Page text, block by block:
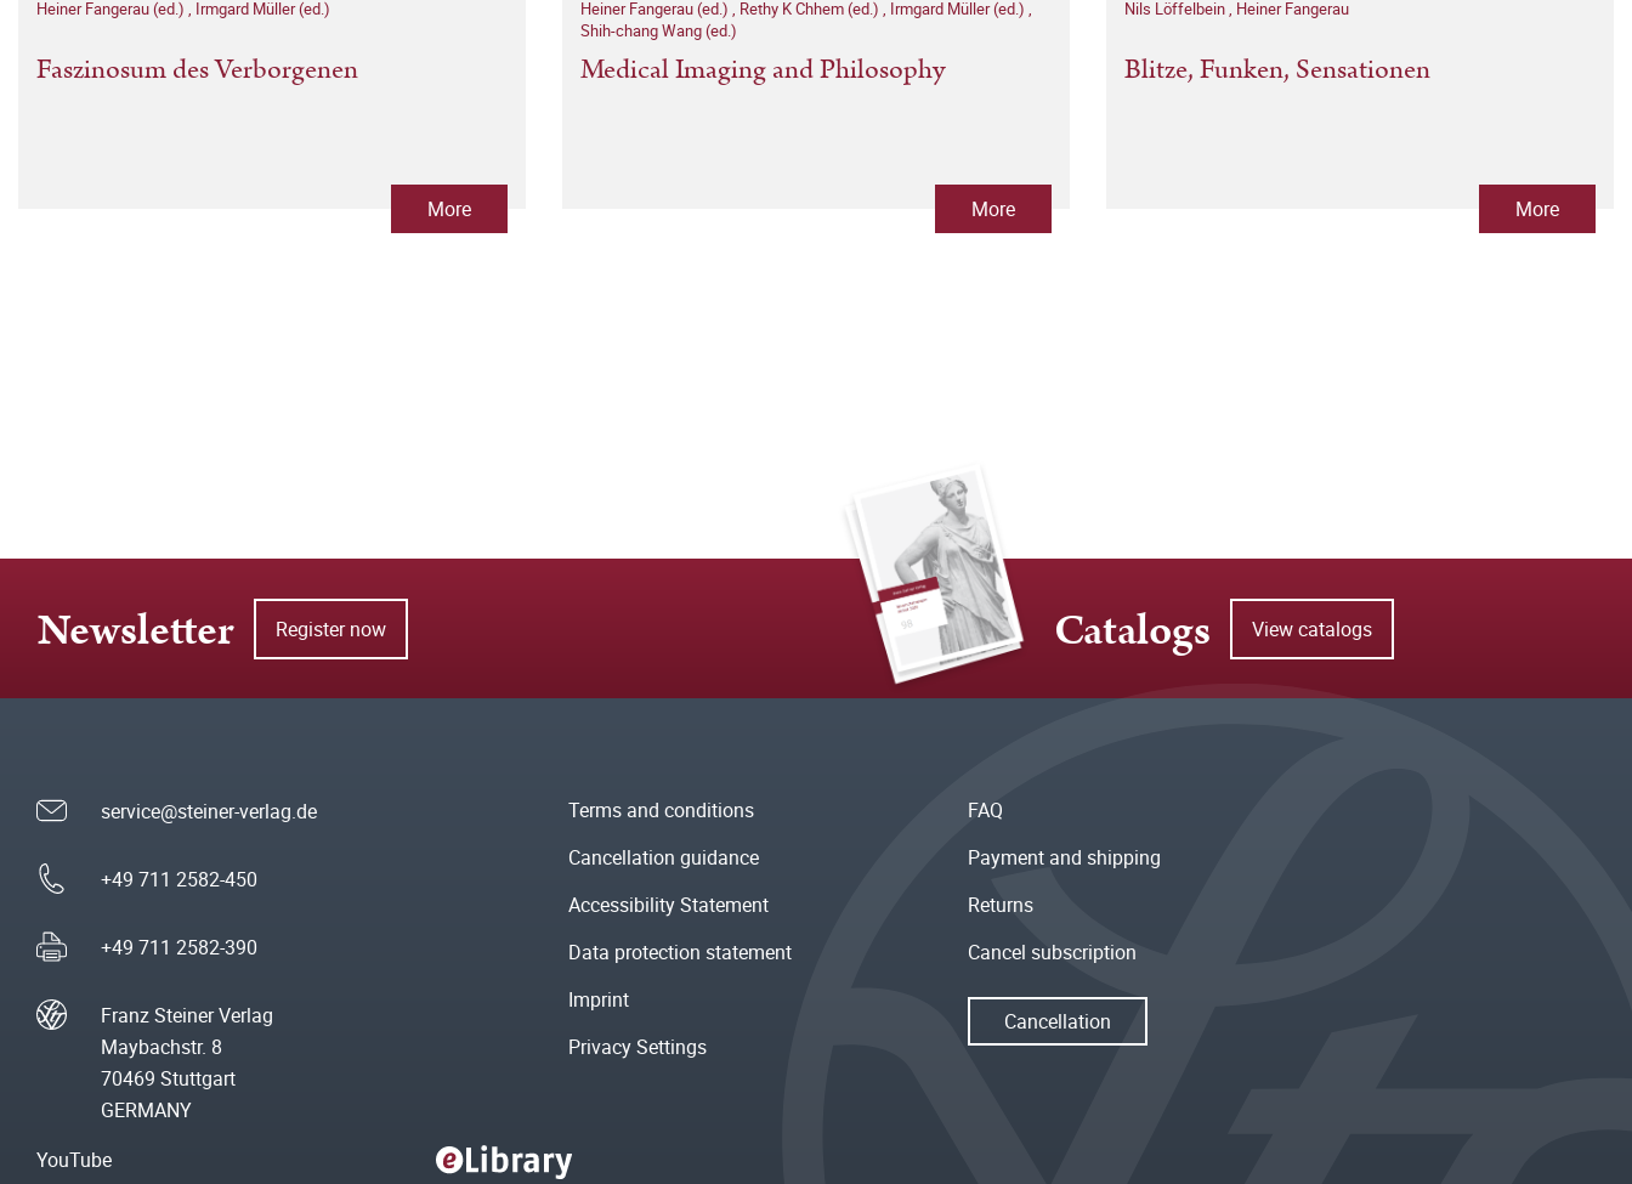
Heiner Fangerau (ed.) , Irmgard Müller (ed.)
Faszinosum des Verborgenen
More
Heiner Fangerau (ed.) , Rethy K Chhem (ed.) , Irmgard Müller (ed.) ,
Shih-chang Wang (ed.)
Medical Imaging and Philosophy
More
Nils Löffelbein, Heiner Fangerau
Blitze, Funken, Sensationen
More
Newsletter Register now Catalogs View catalogs
service@steiner-verlag.de
+49 711 2582-450
+49 711 2582-390
Franz Steiner Verlag
Maybachstr. 8
70469 Stuttgart
GERMANY
Terms and conditions
Cancellation guidance
Accessibility Statement
Data protection statement
Imprint
Privacy Settings
FAQ
Payment and shipping
Returns
Cancel subscription
Cancellation
YouTube